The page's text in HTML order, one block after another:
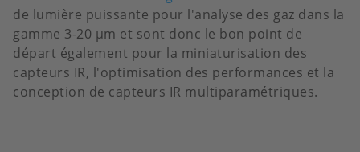
de lumière puissante pour l'analyse des gaz dans la
gamme 3-20 µm et sont donc le bon point de
départ également pour la miniaturisation des
capteurs IR, l'optimisation des performances et la
conception de capteurs IR multiparamétriques.